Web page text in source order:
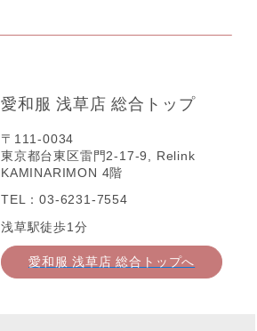
愛和服 浅草店 総合トップ
〒111-0034
東京都台東区雷門2-17-9, Relink
KAMINARIMON 4階
TEL：03-6231-7554
浅草駅徒歩1分
愛和服 浅草店 総合トップへ